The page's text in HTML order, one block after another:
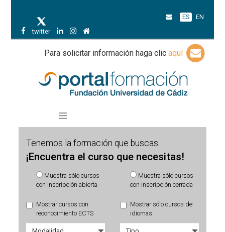
twitter
ES EN
Para solicitar información haga clic aquí
Tenemos la formación que buscas
¡Encuentra el curso que necesitas!
Muestra sólo cursos
con inscripción abierta
Muestra sólo cursos
con inscripción cerrada
Mostrar cursos con
reconocimiento ECTS
Mostrar sólo cursos de
idiomas